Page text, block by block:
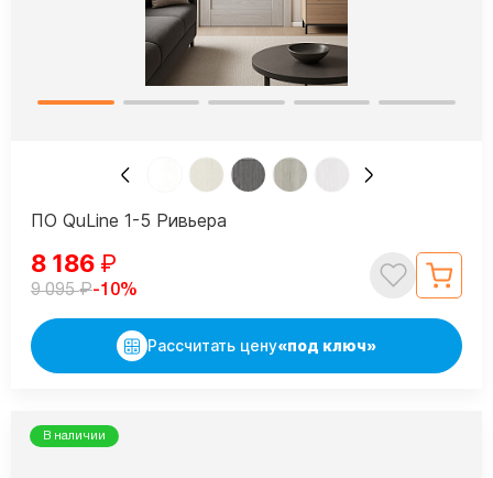
ПО QuLine 1-5 Ривьера
8 186 ₽
9 095₽-10%
Рассчитать цену«под ключ»
В наличии